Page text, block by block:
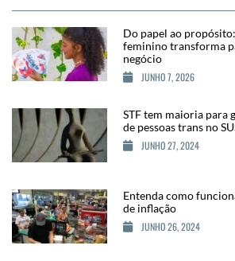
Do papel ao
feminino transforma
negócio
JUNHO 7, 2026
STF tem maioria para
de pessoas trans no
JUNHO 27, 2024
Entenda como
de inflação
JUNHO 26, 2024